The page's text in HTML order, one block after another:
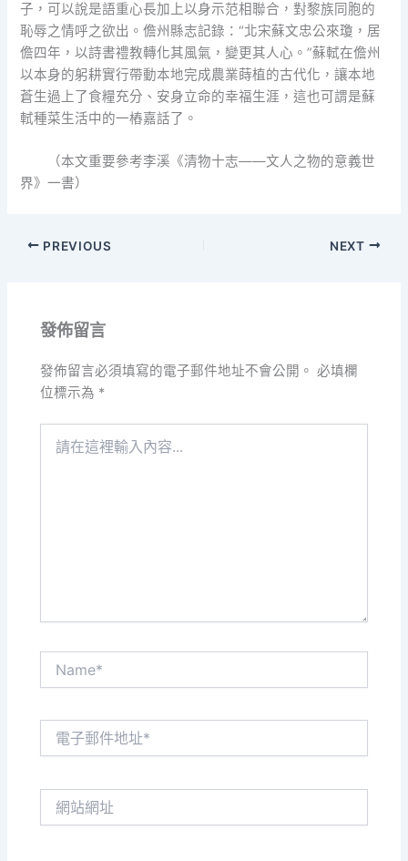
子，可以說是語重心長加上以身示范相聯合，對黎族同胞的
恥辱之情呼之欲出。儋州縣志記錄：“北宋蘇文忠公來瓊，居
儋四年，以詩書禮教轉化其風氣，變更其人心。”蘇軾在儋州
以本身的躬耕實行帶動本地完成農業蒔植的古代化，讓本地
蒼生過上了食糧充分、安身立命的幸福生涯，這也可謂是蘇
軾種菜生活中的一樁嘉話了。
（本文重要參考李溪《清物十志——文人之物的意義世
界》一書）
PREVIOUS NEXT
發佈留言
發佈留言必須填寫的電子郵件地址不會公開。 必填欄
位標示為 *